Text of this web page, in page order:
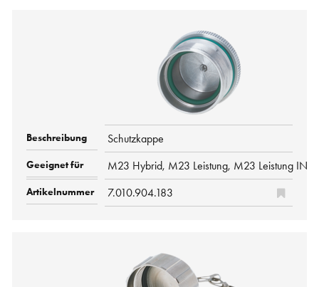
Schutzkappe
M23 Hybrid, M23 Leistung, M23 Leistung
7.010.904.183